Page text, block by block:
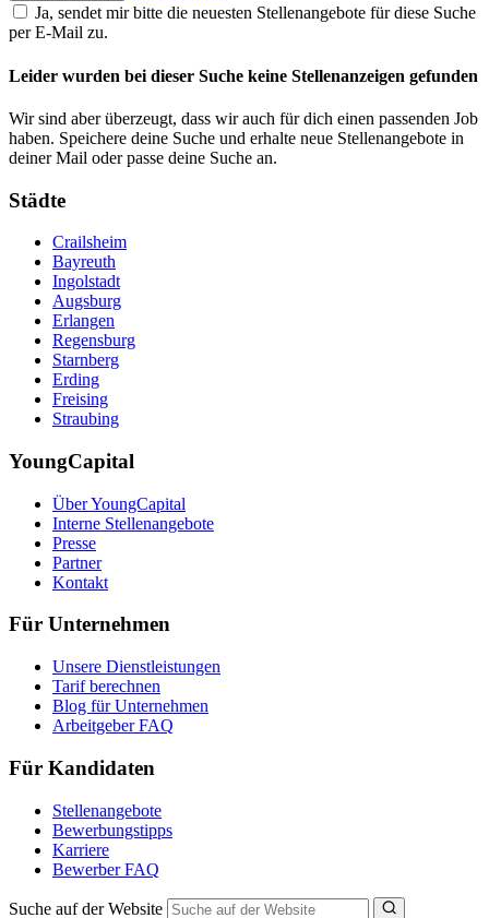
Ja, sendet mir bitte die neuesten Stellenangebote für diese Suche
per E-Mail zu.
Leider wurden bei dieser Suche keine Stellenanzeigen gefunden
Wir sind aber überzeugt, dass wir auch für dich einen passenden Job
haben. Speichere deine Suche und erhalte neue Stellenangebote in
deiner Mail oder passe deine Suche an.
Städte
Crailsheim
Bayreuth
Ingolstadt
Augsburg
Erlangen
Regensburg
Starnberg
Erding
Freising
Straubing
YoungCapital
Über YoungCapital
Interne Stellenangebote
Presse
Partner
Kontakt
Für Unternehmen
Unsere Dienstleistungen
Tarif berechnen
Blog für Unternehmen
Arbeitgeber FAQ
Für Kandidaten
Stellenangebote
Bewerbungstipps
Karriere
Bewerber FAQ
Suche auf der Website